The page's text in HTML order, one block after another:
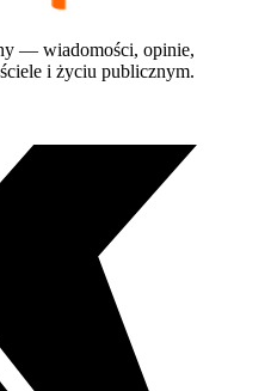
— wiadomości, opinie,
i życiu publicznym.